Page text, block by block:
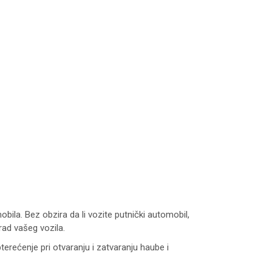
Bez obzira da li vozite putnički automobil,
vašeg vozila.
pri otvaranju i zatvaranju haube i